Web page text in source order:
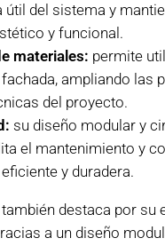
útil del sistema y
y funcional.
materiales: permite
ampliando las
del proyecto.
su diseño modular y
el mantenimiento y
y duradera.
destaca por su
a un diseño